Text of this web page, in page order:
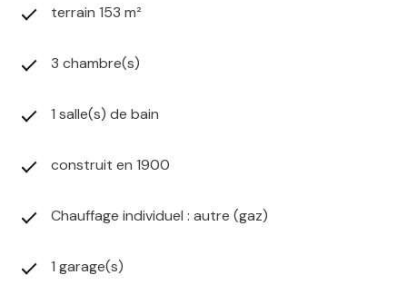
terrain 153 m²
3 chambre(s)
1 salle(s) de bain
construit en 1900
Chauffage individuel : autre (gaz)
1 garage(s)